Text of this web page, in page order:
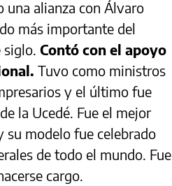
una alianza con Álvaro
más importante del
siglo. Contó con el apoyo
Tuvo como ministros
y el último fue
la Ucedé. Fue el mejor
su modelo fue celebrado
de todo el mundo. Fue
cargo.